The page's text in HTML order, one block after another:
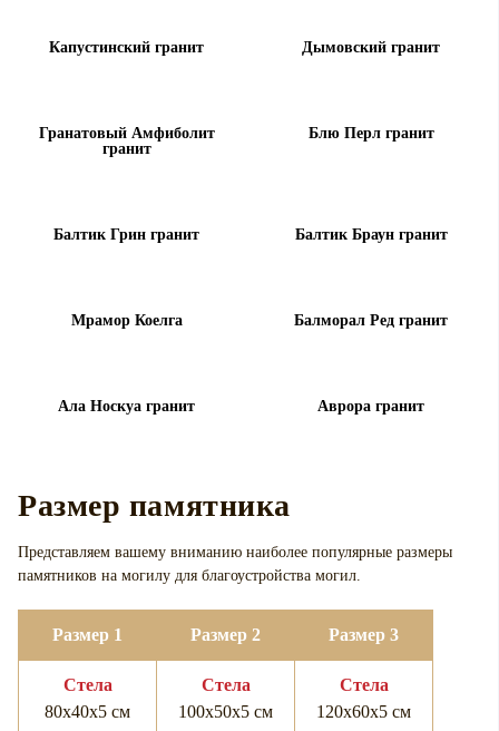
Капустинский гранит Дымовский гранит
Гранатовый Амфиболит
гранит
Блю Перл гранит
Балтик Грин гранит Балтик Браун гранит
Мрамор Коелга Балморал Ред гранит
Ала Носкуа гранит Аврора гранит
Размер памятника
Представляем вашему вниманию наиболее популярные размеры
памятников на могилу для благоустройства могил.
Размер 1 Размер 2 Размер 3
Cтела
80х40х5 см
Cтела
100х50х5 см
Cтела
120х60х5 см